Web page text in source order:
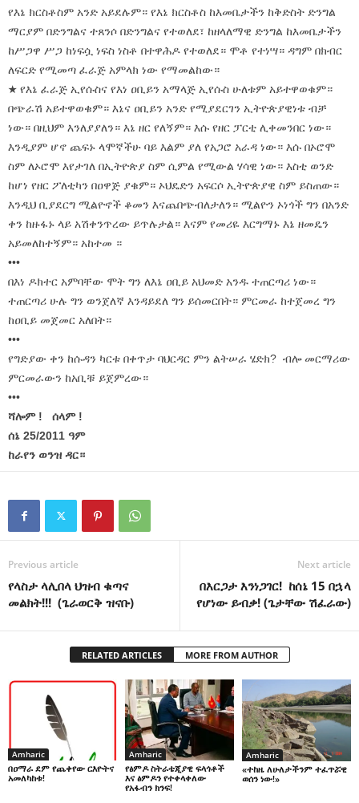
የእኔ ክርስቶስም አንድ አይደሉም። የእኔ ክርስቶስ ከእመቤታችን ከቅድስት ድንግል
ማርያም በድንግልና ተጸንሶ በድንግልና የተወለደ፣ ከዘላለማዊ ድንግል ከእመቤታችን
ከሥጋዋ ሥጋ ከነፍሷ ነፍስ ነስቶ በተዋሕዶ የተወለደ። ሞቶ የተነሣ። ዳግም በክብር
ለፍርድ የሚመጣ ፈራጅ አምላክ ነው የማመልከው።
★ የእኔ ፈራጅ ኢየሱስና የእነ ዐቢይን አማላጅ ኢየሱስ ሁለቱም አይተዋወቁም።
በጭራሽ አይተዋወቁም። እኔና ዐቢይን አንድ የሚያደርገን ኢትዮጵያዊነቱ ብቻ
ነው። በዚህም እንለያያለን። እኔ ዘር የለኝም። እሱ የዘር ፓርቲ ሊቀመንበር ነው።
እንዲያም ሆኖ ጨፍኑ ላሞኛችሁ ባይ እልም ያለ የአጋሮ አራዳ ነው። እሱ በኦሮሞ
ስም ለኦሮሞ እየታገለ በኢትዮጵያ ስም ሲምል የሚውል ሃሳዊ ነው። እስቲ ወንድ
ከሆነ የዘር ፖለቲካን በዐዋጅ ያቁም። ኦህዴድን አፍርሶ ኢትዮጵያዊ ስም ይስጠው።
እንዲህ ቢያደርግ ሚልዮኖች ቆመን እናጨበጭብለታለን። ሚልዮን ኦነጎች ግን በአንድ
ቀን ከዙፋኑ ላይ አሽቀንጥረው ይጥሉታል። እናም የመሪዬ እርግማኑ እኔ ዘመዴን
አይመለከተኝም። አከተመ ።
•••
በእነ ዶክተር አምባቸው ሞት ግን ለእኔ ዐቢይ አህመድ አንዱ ተጠርጣሪ ነው።
ተጠርጣሪ ሁሉ ግን ወንጀለኛ እንዳይደለ ግን ይሰመርበት። ምርመራ ከተጀመረ ግን
ከዐቢይ መጀመር አለበት።
•••
የግድያው ቀን ከሱዳን ካርቱ በቀጥታ ባህርዳር ምን ልትሠራ ሄድክ? ብሎ መርማሪው
ምርመራውን ከአቢቹ ይጀምረው።
•••
ሻሎም ! ሰላም !
ሰኔ 25/2011 ዓም
ከራየን ወንዝ ዳር።
Previous article
የላስታ ላሊበላ ህዝብ ቁጣና
መልክት!!! (ጌራወርቅ ዝናቡ)
Next article
በእርጋታ እንነጋገር! ከሰኔ 15 በኋላ
የሆነው ይብቃ! (ጌታቸው ሽፈራው)
RELATED ARTICLES MORE FROM AUTHOR
Amharic
በዐማራ ደም የጨቀየው ርእዮትና
አመለካከቱ!
Amharic
የፅምዶ ስትራቴጂያዊ ፍላጎቶች
እና ፅምዶን የተቀላቀለው
የአፋብን ክንፍ!
Amharic
«ተከዜ ለሁለታችንም ተፈጥሯዊ
ወሰን ነው!»